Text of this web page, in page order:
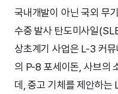
국내개발이 아닌 국외 무
수중 발사 탄도미사일
상초계기 사업은 L-3 커
의 P-8 포세이돈, 사브의
데, 중고 기체를 제안하는